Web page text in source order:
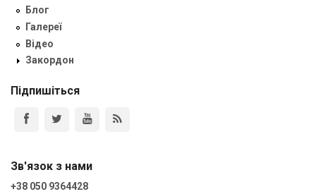
Блог
Галереї
Відео
Закордон
Підпишіться
Зв'язок з нами
+38 050 9364428